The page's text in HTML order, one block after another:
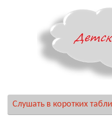
Слушать в коротких